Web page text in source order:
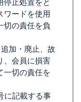
停止処置をと
ワードを使用
切の責任を負
加・廃止、故
、会員に損害
一切の責任を
に記載する事